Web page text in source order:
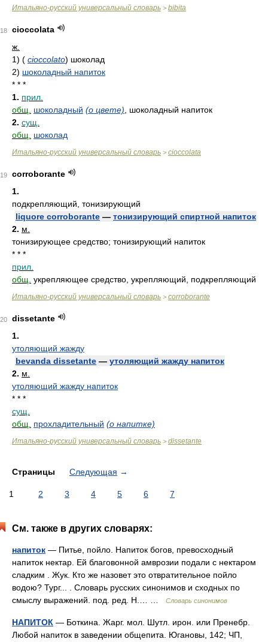
Итальяно-русский универсальный словарь > bibita
18
cioccolata
ж.
1) ( cioccolato) шоколад
2) шоколадный напиток
* * *
1. прил.
общ.
шоколадный (о цвете) , шоколадный напиток
2. сущ.
общ.
шоколад
Итальяно-русский универсальный словарь > cioccolata
19
corroborante
1.
подкрепляющий, тонизирующий
liquore corroborante — тонизирующий спиртной напиток
2. м.
тонизирующее средство; тонизирующий напиток
* * *
прил.
общ. укрепляющее средство, укрепляющий, подкрепляющий
Итальяно-русский универсальный словарь > corroborante
20
dissetante
1.
утоляющий жажду
bevanda dissetante — утоляющий жажду напиток
2. м.
утоляющий жажду напиток
* * *
сущ.
общ.
прохладительный (о напитке)
Итальяно-русский универсальный словарь > dissetante
Страницы Следующая →
1 2 3 4 5 6 7
См. также в других словарях:
напиток — Питье, пойло. Напиток богов, превосходный
напиток нектар. Ей благовонной амврозии подали с нектаром
сладким . Жук. Кто же назовет это отвратительное пойло
водою? Тург... . Словарь русских синонимов и сходных по
смыслу выражений. под. ред. Н.… …
Словарь синонимов
НАПИТОК — Боткина. Жарг. мол. Шутл. ирон. или Пренебр.
Любой напиток в заведении общепита. Югановы, 142; ЧП,